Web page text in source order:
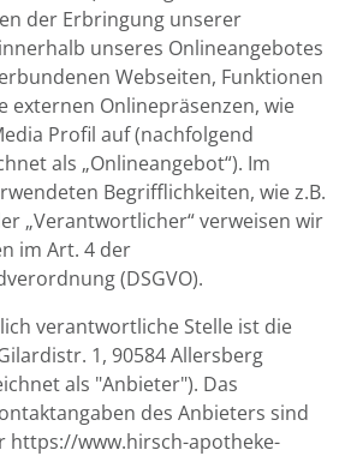
der Erbringung unserer
unseres Onlineangebotes
Webseiten, Funktionen
externen Onlinepräsenzen, wie
Profil auf (nachfolgend
als „Onlineangebot“). Im
Begrifflichkeiten, wie z.B.
„Verantwortlicher“ verweisen wir
im Art. 4 der
(DSGVO).
verantwortliche Stelle ist die
1, 90584 Allersberg
als "Anbieter"). Das
des Anbieters sind
https://www.hirsch-apotheke-